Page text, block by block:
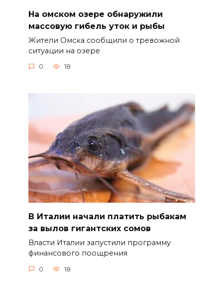
На омском озере обнаружили
массовую гибель уток и рыбы
Жители Омска сообщили о тревожной
ситуации на озере
0 18
В Италии начали платить рыбакам
за вылов гигантских сомов
Власти Италии запустили программу
финансового поощрения
0 18